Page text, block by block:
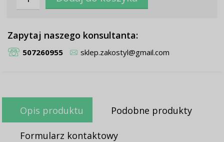
Zapytaj naszego konsultanta:
507260955 sklep.zakostyl@gmail.com
Opis produktu Podobne produkty
Formularz kontaktowy